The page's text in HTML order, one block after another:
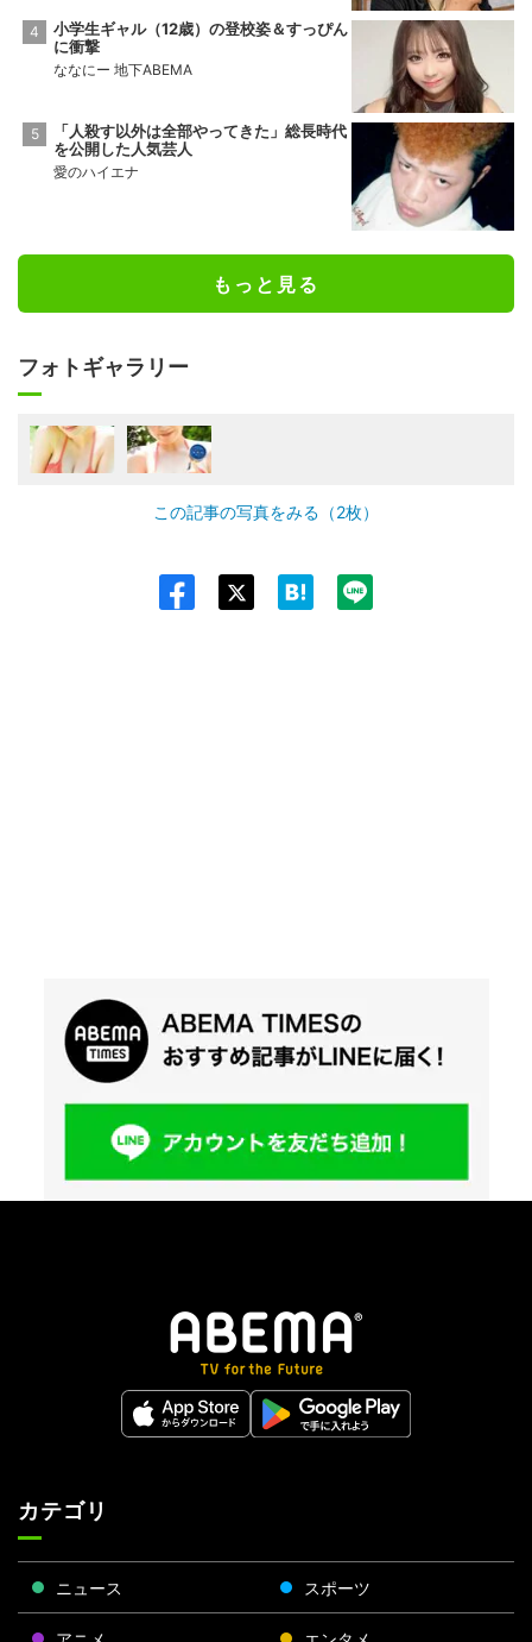
小学生ギャル（12歳）の登校姿＆すっぴん
に衝撃
ななにー 地下ABEMA
「人殺す以外は全部やってきた」総長時代
を公開した人気芸人
愛のハイエナ
もっと見る
フォトギャラリー
この記事の写真をみる（2枚）
カテゴリ
ニュース スポーツ